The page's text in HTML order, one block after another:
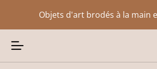
Objets d'art brodés à la main